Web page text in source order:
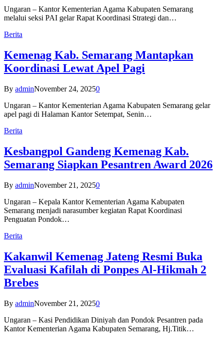
Ungaran – Kantor Kementerian Agama Kabupaten Semarang
melalui seksi PAI gelar Rapat Koordinasi Strategi dan…
Berita
Kemenag Kab. Semarang Mantapkan
Koordinasi Lewat Apel Pagi
By adminNovember 24, 20250
Ungaran – Kantor Kementerian Agama Kabupaten Semarang gelar
apel pagi di Halaman Kantor Setempat, Senin…
Berita
Kesbangpol Gandeng Kemenag Kab.
Semarang Siapkan Pesantren Award 2026
By adminNovember 21, 20250
Ungaran – Kepala Kantor Kementerian Agama Kabupaten
Semarang menjadi narasumber kegiatan Rapat Koordinasi
Penguatan Pondok…
Berita
Kakanwil Kemenag Jateng Resmi Buka
Evaluasi Kafilah di Ponpes Al-Hikmah 2
Brebes
By adminNovember 21, 20250
Ungaran – Kasi Pendidikan Diniyah dan Pondok Pesantren pada
Kantor Kementerian Agama Kabupaten Semarang, Hj.Titik…